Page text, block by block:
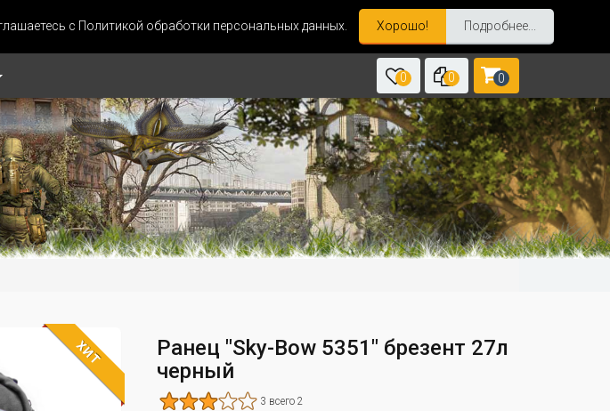
с Политикой обработки персональных данных. Хорошо! Подробнее...
0 0 0
ХИТ
Ранец "Sky-Bow 5351" брезент 27л
черный
3 всего 2